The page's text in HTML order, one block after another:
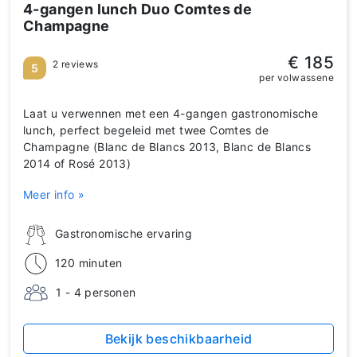
4-gangen lunch Duo Comtes de
Champagne
Gastronomische ervaring
120 minuten
1 - 4 personen
Laat u verwennen met een 4-gangen gastronomische
lunch, perfect begeleid met twee Comtes de
Champagne (Blanc de Blancs 2013, Blanc de Blancs
2014 of Rosé 2013)
Meer info »
5 2 reviews € 185
per volwassene
Bekijk beschikbaarheid